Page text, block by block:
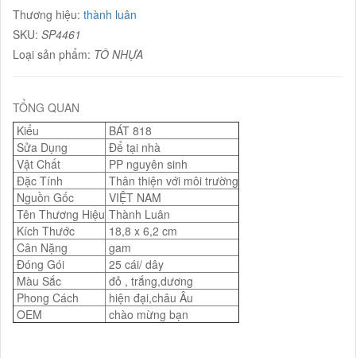
Thương hiệu: thành luân
SKU: SP4461
Loại sản phẩm: TÔ NHỰA
TỔNG QUAN
Kiểu
BÁT 818
Sửa Dụng
Để tại nhà
Vật Chất
PP nguyên sinh
Đặc Tính
Thân thiện với môi trường
Nguồn Gốc
VIỆT NAM
Tên Thương Hiệu Thành Luân
Kích Thước
18,8 x 6,2 cm
Cân Nặng
gam
Đóng Gói
25 cái/ dây
Màu Sắc
đỏ , trắng,dương
Phong Cách
hiện đại,châu Âu
OEM
chào mừng bạn